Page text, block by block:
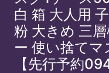
白 箱 大人用
粉 大きめ 三
ー 使い捨て
【先行予約